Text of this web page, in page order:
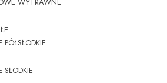
PÓŁSŁODKIE
SŁODKIE